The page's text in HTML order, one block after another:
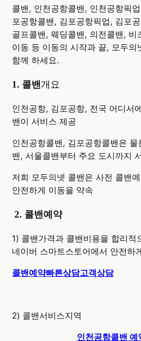
콜밴, 인천공항콜밴, 인천공항픽
포공항콜밴, 김포공항픽업, 김포
골프콜밴, 웨딩콜밴, 의전콜밴, 비
이동 등 이동의 시작과 끝, 모두의
함께 하세요.
​1. 콜밴 개요
인천공항, 김포공항, 전국 어디서
밴이 서비스 제공
인천공항콜밴, 김포공항콜밴은
밴, 서울콜밴부터 주요 도시까지
저희 모두의넷 콜밴은 사전 콜밴
안전하게 이동을 약속
2. 콜밴예약
1) 콜밴가격과 콜밴비용을 합리적
네이버 스마트스토어에서 안전하
콜밴예약빠른상담고객상담
2) 콜밴서비스지역
인천공항콜밴 예